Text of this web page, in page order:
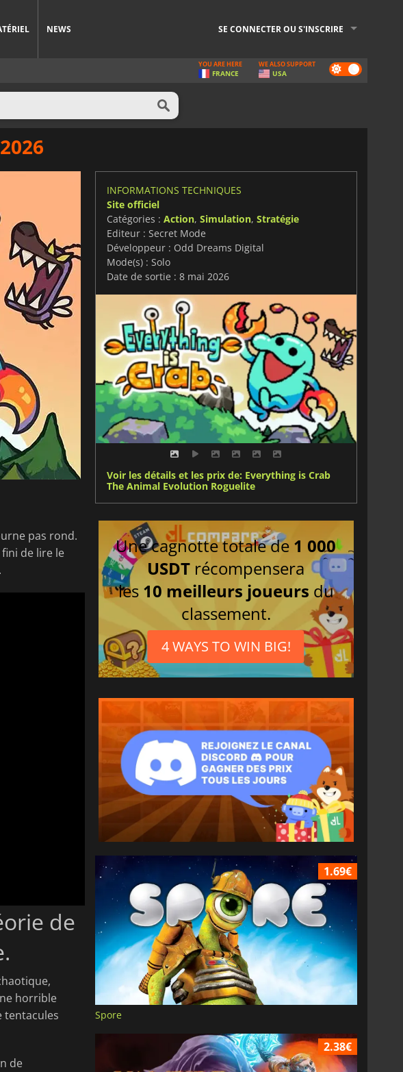
NEWS SE CONNECTER OU S'INSCRIRE
Dark
mode
YOU ARE HERE
FRANCE
WE ALSO SUPPORT
USA
pas rond.
de lire le
de
horrible
tentacules
de
INFORMATIONS TECHNIQUES
Site officiel
Catégories : Action, Simulation, Stratégie
Editeur : Secret Mode
Développeur : Odd Dreams Digital
Mode(s) : Solo
Date de sortie : 8 mai 2026
Voir les détails et les prix de: Everything is Crab
The Animal Evolution Roguelite
Une cagnotte totale de 1 000
USDT récompensera
les 10 meilleurs joueurs du
classement.
4 WAYS TO WIN BIG!
1.69€
Spore
2.38€